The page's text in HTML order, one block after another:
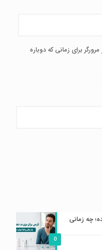
برای زمانی که دوباره
0
چه زمانی